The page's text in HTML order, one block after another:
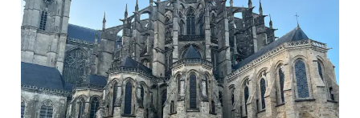
PARTICIPER
PRATIQUER
FABRIQUER